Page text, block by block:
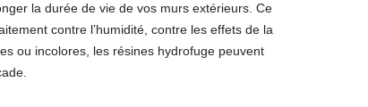
la durée de vie de vos murs extérieurs. Ce
contre l’humidité, contre les effets de la
ou incolores, les résines hydrofuge peuvent